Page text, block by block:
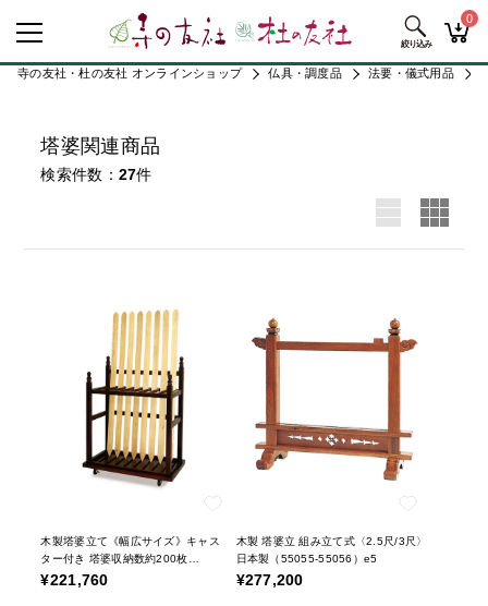
0
寺の友社・杜の友社 オンラインショップ 仏具・調度品 法要・儀式用品
塔婆関連商品
検索件数 27件
木製塔婆立て《幅広サイズ》キャス
ター付き 塔婆収納数約200枚
（55054）e5
¥221,760
木製 塔婆立 組み立て式〈2.5尺/3尺〉
日本製（55055-55056）e5
¥277,200